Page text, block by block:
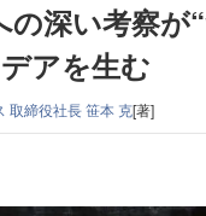
の深い考察が
アを生む
取締役社長 笹本 克[著]